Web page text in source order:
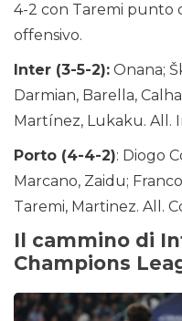
4-2 con Taremi punto
offensivo.
Inter (3-5-2): Onana;
Darmian, Barella,
Martínez, Lukaku. All.
Porto (4-4-2): Diogo
Marcano, Zaidu;
Taremi, Martinez. All.
Il cammino di
Champions